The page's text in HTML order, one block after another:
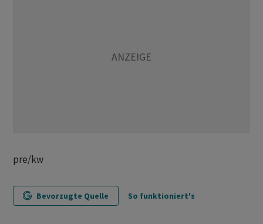
pre/kw
Bevorzugte Quelle So funktioniert's